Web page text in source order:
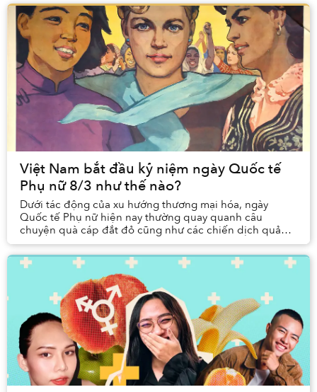
Việt Nam bắt đầu kỷ niệm ngày Quốc tế
Phụ nữ 8/3 như thế nào?
Dưới tác động của xu hướng thương mại hóa, ngày
Quốc tế Phụ nữ hiện nay thường quay quanh câu
chuyện quà cáp đắt đỏ cũng như các chiến dịch quảng
cáo rầm rộ. Không nhiều người biết rằng đằng sau ngày
...